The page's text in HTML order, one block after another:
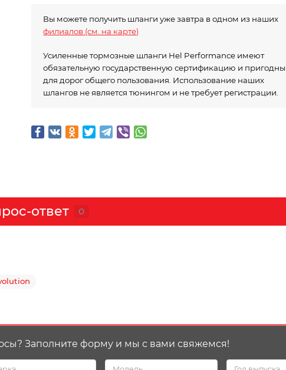
Вы можете получить шланги уже завтра в одном из наших
филиалов (см. на карте)
Усиленные тормозные шланги Hel Performance имеют
обязательную государственную сертификацию и пригодны
для дорог общего пользования. Использование наших
шлангов не является тюнингом и не требует регистрации.
ответ 0
Заполните форму и мы с вами свяжемся!